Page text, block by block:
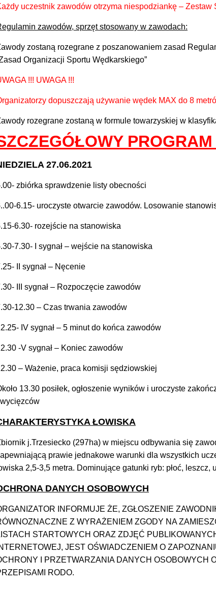
uczestnik zawodów otrzyma niespodziankę – Zestaw
zawodów, sprzęt stosowany w zawodach:
zostaną rozegrane z poszanowaniem zasad
Organizacji Sportu Wędkarskiego”
!!! UWAGA !!!
dopuszczają używanie wędek MAX do 8
rozegrane zostaną w formule towarzyskiej w
27.06.2021
zbiórka sprawdzenie listy obecności
6.15- uroczyste otwarcie zawodów. Losowanie
6.30- rozejście na stanowiska
7.30- I sygnał – wejście na stanowiska
II sygnał – Nęcenie
III sygnał – Rozpoczęcie zawodów
12.30 – Czas trwania zawodów
IV sygnał – 5 minut do końca zawodów
-V sygnał – Koniec zawodów
– Ważenie, praca komisji sędziowskiej
13.30 posiłek, ogłoszenie wyników i uroczyste
ŁOWISKA
j.Trzesiecko (297ha) w miejscu odbywania się
prawie jednakowe warunki dla wszystkich
2,5-3,5 metra. Dominujące gatunki ryb: płoć, leszcz,
DANYCH OSOBOWYCH
INFORMUJE ŻE, ZGŁOSZENIE
Z WYRAŻENIEM ZGODY NA
STARTOWYCH ORAZ ZDJĘĆ
JEST OŚWIADCZENIEM O
I PRZETWARZANIA DANYCH OSOBOWYCH
RODO.